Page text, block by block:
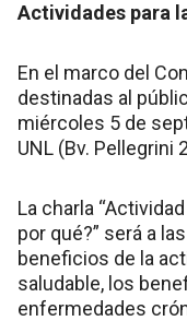
Actividades para
En el marco del
destinadas al
miércoles 5 de
UNL (Bv. Pellegrini
La charla
por qué?” será a
beneficios de la
saludable, los
enfermedades